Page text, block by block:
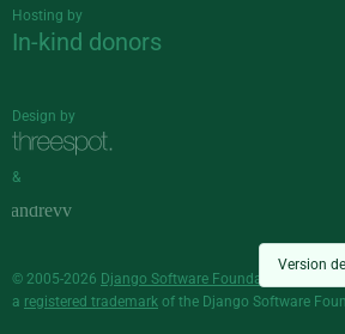
Version
Hosting by
In-kind donors
Design by
&
© 2005-2026 Django Software Foundation
and
a registered trademark of the Django Software